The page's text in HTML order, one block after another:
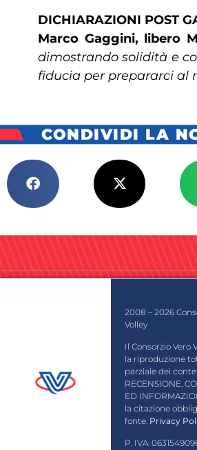
DICHIARAZIONI POST
Marco Gaggini, libero
dimostrando solidità e
fiducia per prepararci al
CONDIVIDI LA
2008 – 2026
Volley
Il Consorzio Vero
la riproduzione
parziale dei
RECENSIONE,
ED
la citazione
fonte. Privacy
P. IVA: